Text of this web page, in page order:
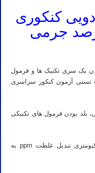
کنکوری
یک سری تکنیک ها و فرمول
تستی آزمون کنکور سراسری
بلد بودن فرمول های تکنیکی
یکی از نقاط سوال خیز در مسائل استوکیومتری تبدیل غلظت ppm به